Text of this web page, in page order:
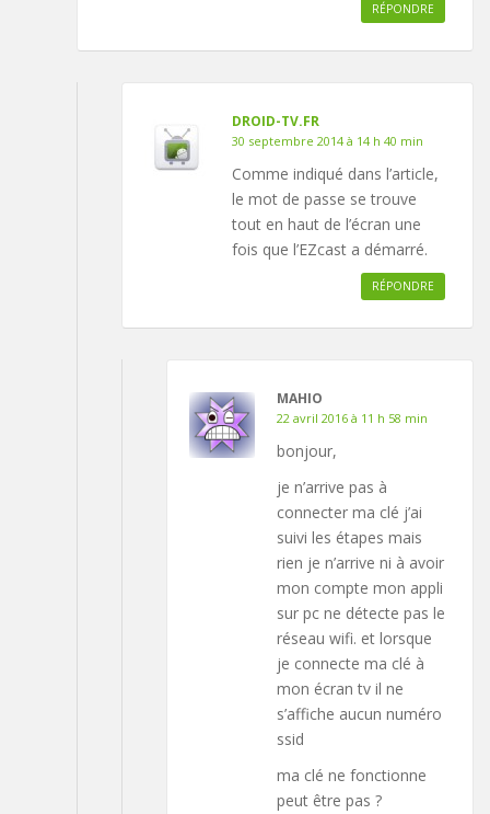
RÉPONDRE
DROID-TV.FR
30 septembre 2014 à 14 h 40 min
Comme indiqué dans l’article,
le mot de passe se trouve
tout en haut de l’écran une
fois que l’EZcast a démarré.
RÉPONDRE
MAHIO
22 avril 2016 à 11 h 58 min
bonjour,
je n’arrive pas à
connecter ma clé j’ai
suivi les étapes mais
rien je n’arrive ni à avoir
mon compte mon appli
sur pc ne détecte pas le
réseau wifi. et lorsque
je connecte ma clé à
mon écran tv il ne
s’affiche aucun numéro
ssid
ma clé ne fonctionne
peut être pas ?